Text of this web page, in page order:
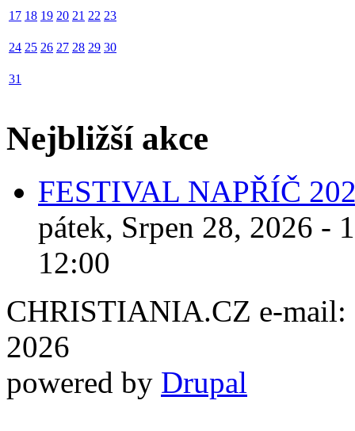
17 18 19 20 21 22 23
24 25 26 27 28 29 30
31
Nejbližší akce
FESTIVAL NAPŘÍČ
pátek, Srpen 28, 2026 -
12:00
CHRISTIANIA.CZ e-mail:
2026
powered by Drupal